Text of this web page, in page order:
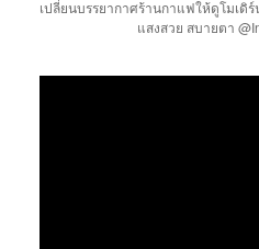
เปลี่ยนบรรยากาศร้านกาแฟให้ดูโมเดิ
แสงสวย สบายตา